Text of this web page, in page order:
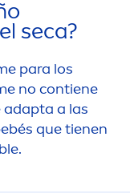
seca?
para los
no contiene
adapta a las
que tienen